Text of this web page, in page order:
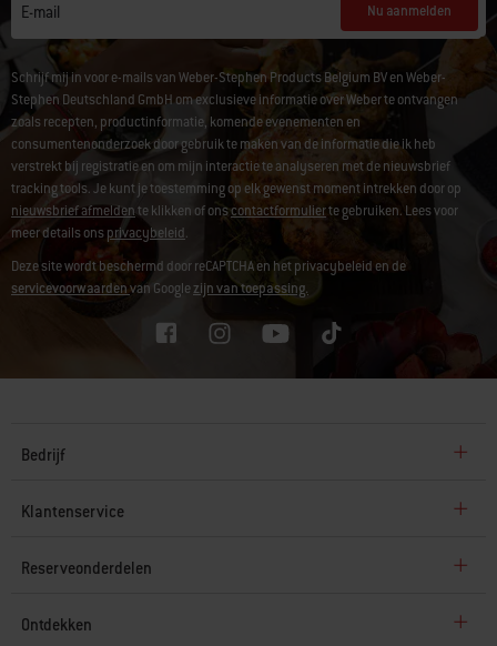
E-mail Nu aanmelden
Schrijf mij in voor e-mails van Weber-Stephen Products Belgium BV en Weber-
Stephen Deutschland GmbH om exclusieve informatie over Weber te ontvangen
zoals recepten, productinformatie, komende evenementen en
consumentenonderzoek door gebruik te maken van de informatie die ik heb
verstrekt bij registratie en om mijn interactie te analyseren met de nieuwsbrief
tracking tools. Je kunt je toestemming op elk gewenst moment intrekken door op
nieuwsbrief afmeldente klikken of onscontactformulierte gebruiken. Lees voor
meer details onsprivacybeleid.
Deze site wordt beschermd door reCAPTCHA en het privacybeleid en de
servicevoorwaardenvan Googlezijn van toepassing.
Bedrijf
Klantenservice
Reserveonderdelen
Ontdekken